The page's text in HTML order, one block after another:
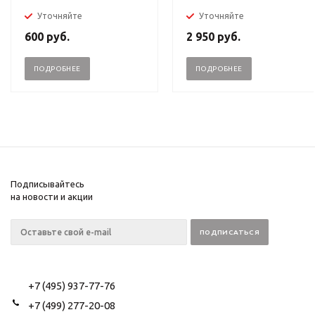
Уточняйте
600 руб.
ПОДРОБНЕЕ
Уточняйте
2 950 руб.
ПОДРОБНЕЕ
Подписывайтесь
на новости и акции
+7 (495) 937-77-76
+7 (499) 277-20-08